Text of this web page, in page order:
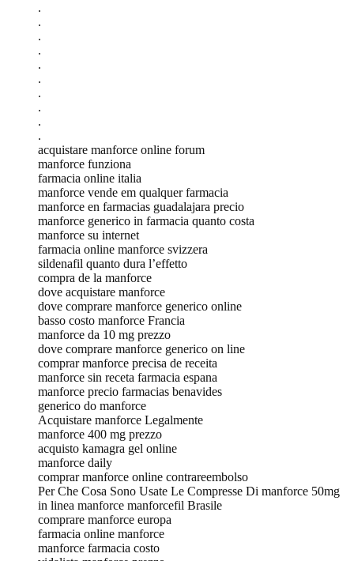
.
.
.
.
.
.
.
.
.
.
acquistare manforce online forum
manforce funziona
farmacia online italia
manforce vende em qualquer farmacia
manforce en farmacias guadalajara precio
manforce generico in farmacia quanto costa
manforce su internet
farmacia online manforce svizzera
sildenafil quanto dura l’effetto
compra de la manforce
dove acquistare manforce
dove comprare manforce generico online
basso costo manforce Francia
manforce da 10 mg prezzo
dove comprare manforce generico on line
comprar manforce precisa de receita
manforce sin receta farmacia espana
manforce precio farmacias benavides
generico do manforce
Acquistare manforce Legalmente
manforce 400 mg prezzo
acquisto kamagra gel online
manforce daily
comprar manforce online contrareembolso
Per Che Cosa Sono Usate Le Compresse Di manforce 50mg
in linea manforce manforcefil Brasile
comprare manforce europa
farmacia online manforce
manforce farmacia costo